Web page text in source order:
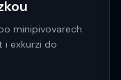
minipivovarech
i exkurzi do